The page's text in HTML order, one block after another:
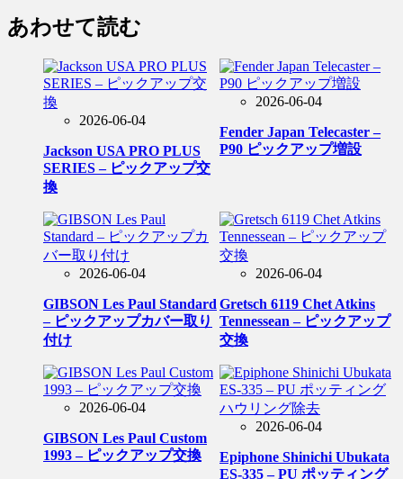
あわせて読む
2026-06-04
Jackson USA PRO PLUS
SERIES – ピックアップ交
換
2026-06-04
Fender Japan Telecaster –
P90 ピックアップ増設
2026-06-04
GIBSON Les Paul Standard
– ピックアップカバー取り
付け
2026-06-04
Gretsch 6119 Chet Atkins
Tennessean – ピックアップ
交換
2026-06-04
GIBSON Les Paul Custom
1993 – ピックアップ交換
2026-06-04
Epiphone Shinichi Ubukata
ES-335 – PU ポッティング